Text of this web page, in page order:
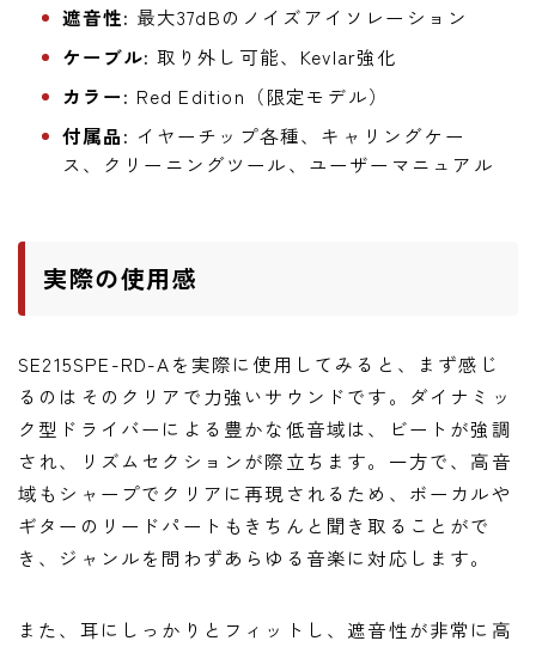
遮音性: 最大37dBのノイズアイソレーション
ケーブル: 取り外し可能、Kevlar強化
カラー: Red Edition（限定モデル）
付属品: イヤーチップ各種、キャリングケー
ス、クリーニングツール、ユーザーマニュアル
実際の使用感
SE215SPE-RD-Aを実際に使用してみると、まず感じ
るのはそのクリアで力強いサウンドです。ダイナミッ
ク型ドライバーによる豊かな低音域は、ビートが強調
され、リズムセクションが際立ちます。一方で、高音
域もシャープでクリアに再現されるため、ボーカルや
ギターのリードパートもきちんと聞き取ることがで
き、ジャンルを問わずあらゆる音楽に対応します。
また、耳にしっかりとフィットし、遮音性が非常に高